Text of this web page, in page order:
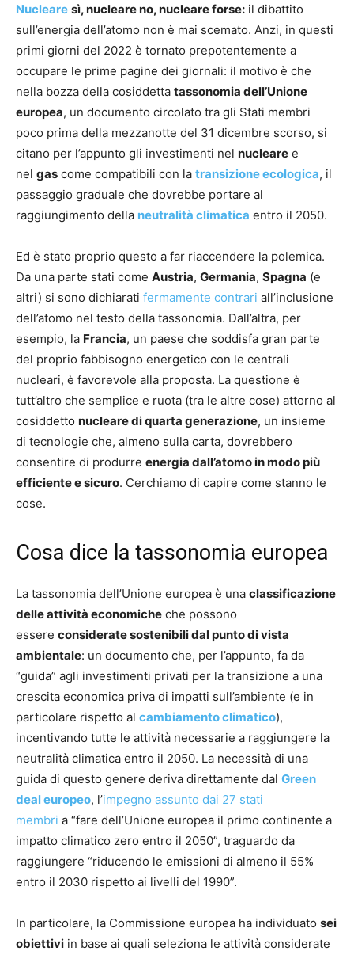
Nucleare sì, nucleare no, nucleare forse: il dibattito
sull’energia dell’atomo non è mai scemato. Anzi, in questi
primi giorni del 2022 è tornato prepotentemente a
occupare le prime pagine dei giornali: il motivo è che
nella bozza della cosiddetta tassonomia dell’Unione
europea, un documento circolato tra gli Stati membri
poco prima della mezzanotte del 31 dicembre scorso, si
citano per l’appunto gli investimenti nel nucleare e
nel gas come compatibili con la transizione ecologica, il
passaggio graduale che dovrebbe portare al
raggiungimento della neutralità climatica entro il 2050.
Ed è stato proprio questo a far riaccendere la polemica.
Da una parte stati come Austria, Germania, Spagna (e
altri) si sono dichiarati fermamente contrari all’inclusione
dell’atomo nel testo della tassonomia. Dall’altra, per
esempio, la Francia, un paese che soddisfa gran parte
del proprio fabbisogno energetico con le centrali
nucleari, è favorevole alla proposta. La questione è
tutt’altro che semplice e ruota (tra le altre cose) attorno al
cosiddetto nucleare di quarta generazione, un insieme
di tecnologie che, almeno sulla carta, dovrebbero
consentire di produrre energia dall’atomo in modo più
efficiente e sicuro. Cerchiamo di capire come stanno le
cose.
Cosa dice la tassonomia europea
La tassonomia dell’Unione europea è una classificazione
delle attività economiche che possono
essere considerate sostenibili dal punto di vista
ambientale: un documento che, per l’appunto, fa da
“guida” agli investimenti privati per la transizione a una
crescita economica priva di impatti sull’ambiente (e in
particolare rispetto al cambiamento climatico),
incentivando tutte le attività necessarie a raggiungere la
neutralità climatica entro il 2050. La necessità di una
guida di questo genere deriva direttamente dal Green
deal europeo, l’impegno assunto dai 27 stati
membri a “fare dell’Unione europea il primo continente a
impatto climatico zero entro il 2050”, traguardo da
raggiungere “riducendo le emissioni di almeno il 55%
entro il 2030 rispetto ai livelli del 1990”.
In particolare, la Commissione europea ha individuato sei
obiettivi in base ai quali seleziona le attività considerate